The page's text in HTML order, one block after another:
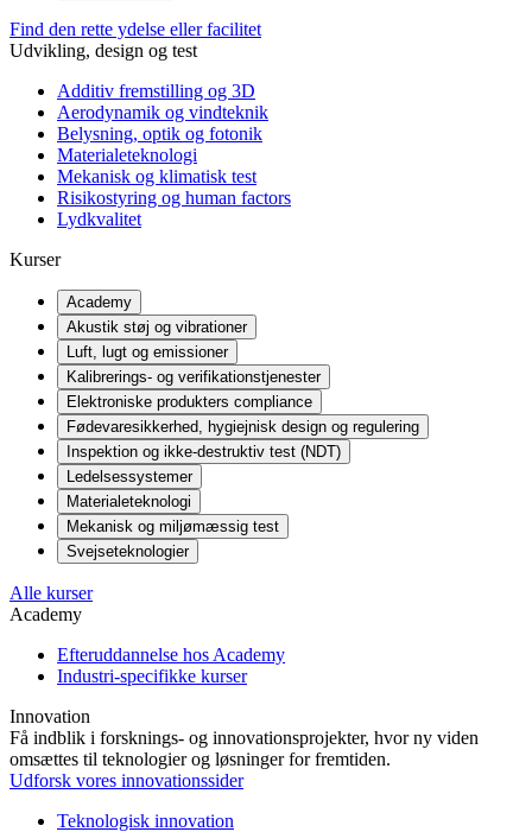
Find den rette ydelse eller facilitet
Udvikling, design og test
Additiv fremstilling og 3D
Aerodynamik og vindteknik
Belysning, optik og fotonik
Materialeteknologi
Mekanisk og klimatisk test
Risikostyring og human factors
Lydkvalitet
Kurser
Academy
Akustik støj og vibrationer
Luft, lugt og emissioner
Kalibrerings- og verifikationstjenester
Elektroniske produkters compliance
Fødevaresikkerhed, hygiejnisk design og regulering
Inspektion og ikke-destruktiv test (NDT)
Ledelsessystemer
Materialeteknologi
Mekanisk og miljømæssig test
Svejseteknologier
Alle kurser
Academy
Efteruddannelse hos Academy
Industri-specifikke kurser
Innovation
Få indblik i forsknings- og innovationsprojekter, hvor ny viden
omsættes til teknologier og løsninger for fremtiden.
Udforsk vores innovationssider
Teknologisk innovation